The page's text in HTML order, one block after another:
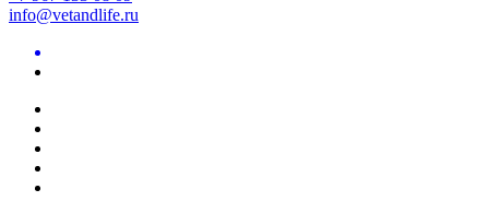
info@vetandlife.ru